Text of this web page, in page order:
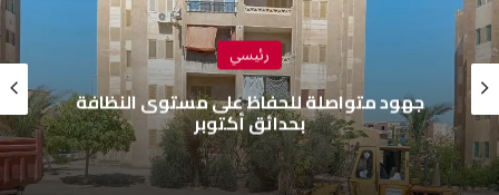
رئيسي
جهود متواصلة للحفاظ على مستوى النظافة
بحدائق أكتوبر